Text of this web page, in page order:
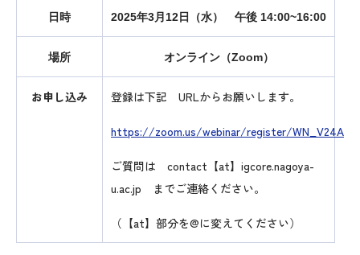
日時 2025年3月12日（水） 午後 14:00~16:00
場所 オンライン（Zoom）
お申し込み 登録は下記 URLからお願いします。
https://zoom.us/webinar/register/
ご質問は contact【at】igcore.nagoya-
u.ac.jp までご連絡ください。
（【at】部分を@に変えてください）